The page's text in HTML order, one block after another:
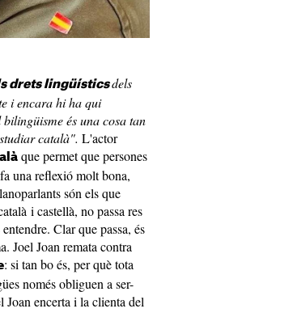
drets lingüísticsdels
i encara hi ha qui
és una cosa tan
català". L'actor
que permet que persones
una reflexió molt bona,
són els que
i castellà, no passa res
Clar que passa, és
Joel Joan remata contra
: si tan bo és, per què tota
només obliguen a ser-
Joan encerta i la clienta del